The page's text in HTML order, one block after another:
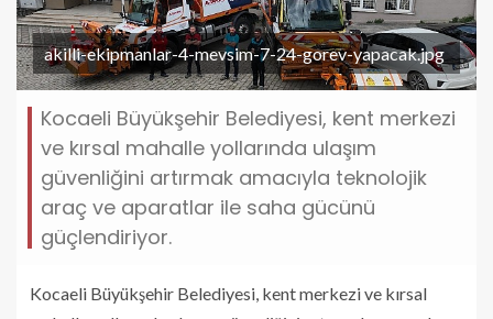
akilli-ekipmanlar-4-mevsim-7-24-gorev-yapacak.jpg
Kocaeli Büyükşehir Belediyesi, kent merkezi
ve kırsal mahalle yollarında ulaşım
güvenliğini artırmak amacıyla teknolojik
araç ve aparatlar ile saha gücünü
güçlendiriyor.
Kocaeli Büyükşehir Belediyesi, kent merkezi ve kırsal